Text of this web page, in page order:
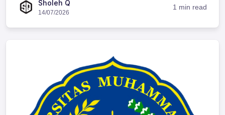
Sholeh Q
14/07/2026
1 min read